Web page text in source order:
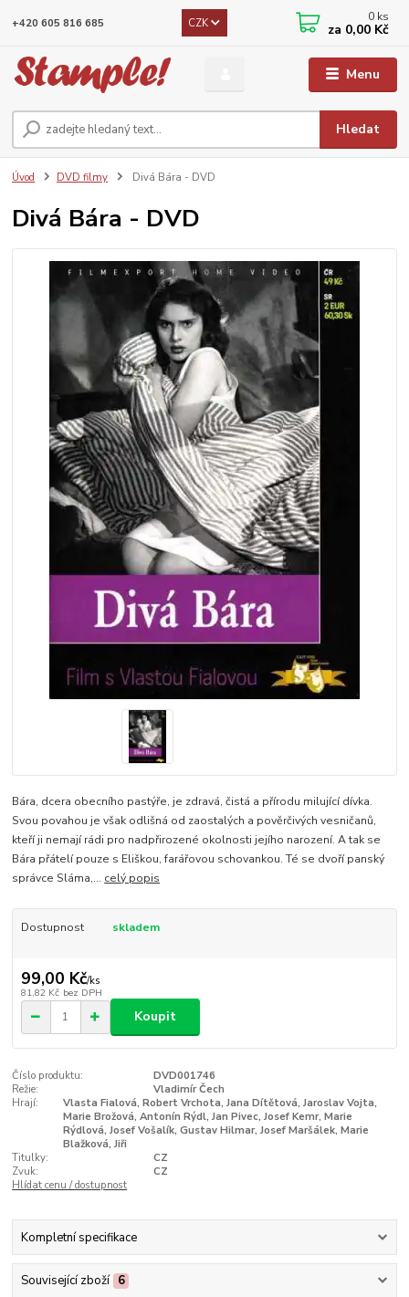
Menu
CZK
Hledat
+420 605 816 685 0 ks
za 0,00 Kč
Úvod DVD filmy Divá Bára - DVD
Divá Bára - DVD
Bára, dcera obecního pastýře, je zdravá, čistá a přírodu milující dívka.
Svou povahou je však odlišná od zaostalých a pověrčivých vesničanů,
kteří ji nemají rádi pro nadpřirozené okolnosti jejího narození. A tak se
Bára přátelí pouze s Eliškou, farářovou schovankou. Té se dvoří panský
správce Sláma,... celý popis
Dostupnost skladem
99,00 Kč/ks
81,82 Kč bez DPH
Koupit
Číslo produktu:
DVD001746
Režie:
Vladimír Čech
Hrají:
Vlasta Fialová, Robert Vrchota, Jana Dítětová, Jaroslav Vojta,
Marie Brožová, Antonín Rýdl, Jan Pivec, Josef Kemr, Marie
Rýdlová, Josef Vošalík, Gustav Hilmar, Josef Maršálek, Marie
Blažková, Jiři
Titulky:
CZ
Zvuk:
CZ
Hlídat cenu / dostupnost
Kompletní specifikace
Související zboží 6